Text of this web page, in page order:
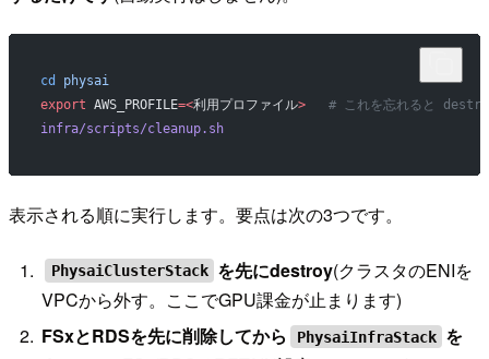
cd
physai
export AWS_PROFILE=<利用プロファイル>
# これを忘れると
infra/scripts/cleanup.sh
表示される順に実行します。要点は次の3つです。
PhysaiClusterStack を先にdestroy(クラスタのENIを
VPCから外す。ここでGPU課金が止まります)
FSxとRDSを先に削除してから
PhysaiInfraStack を